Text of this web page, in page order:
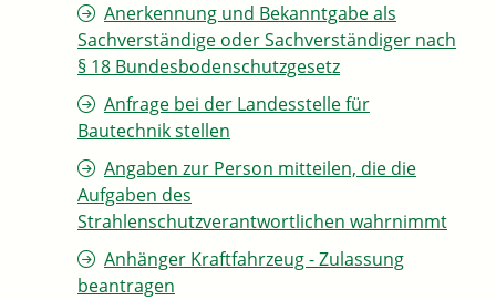
Anerkennung und Bekanntgabe als
Sachverständige oder Sachverständiger nach
§ 18 Bundesbodenschutzgesetz
Anfrage bei der Landesstelle für
Bautechnik stellen
Angaben zur Person mitteilen, die die
Aufgaben des
Strahlenschutzverantwortlichen wahrnimmt
Anhänger Kraftfahrzeug - Zulassung
beantragen